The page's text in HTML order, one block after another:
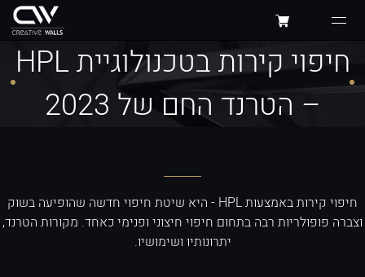
חיפוי קירות בטכנולוגיית HPL
– הטרנד החם של 2023
חיפוי קירות באמצעות HPL - היא שיטת חיפוי חדשה שהופיעה בשוק
וצברה פופולריות רבה בתחום חיפוי חיצוני ופנימי כאחד. מקורות הטרנד,
יתרונותיו ושימושיו.